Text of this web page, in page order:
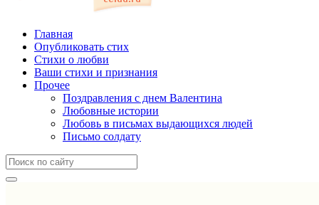
Главная
Опубликовать стих
Стихи о любви
Ваши стихи и признания
Прочее
Поздравления с днем Валентина
Любовные истории
Любовь в письмах выдающихся людей
Письмо солдату